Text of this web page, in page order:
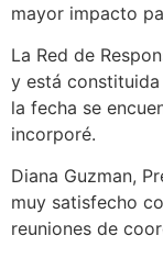
mayor impacto
La Red de
y está
la fecha se
incorporé.
Diana Guzman,
muy satisfecho
reuniones de